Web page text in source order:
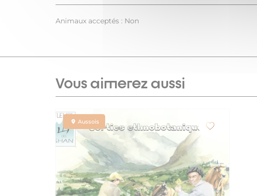
Animaux acceptés : Non
Vous aimerez aussi
Aussois